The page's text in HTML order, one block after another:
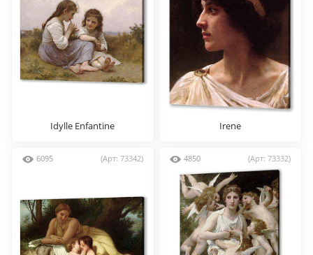
Idylle Enfantine Irene
6095 (Арт: 73342) 4850 (Арт: 73332)